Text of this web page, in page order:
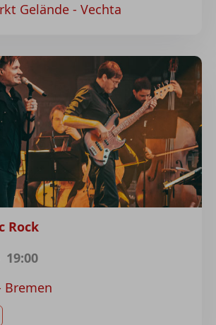
Gelände - Vechta
Rock
19:00
Bremen